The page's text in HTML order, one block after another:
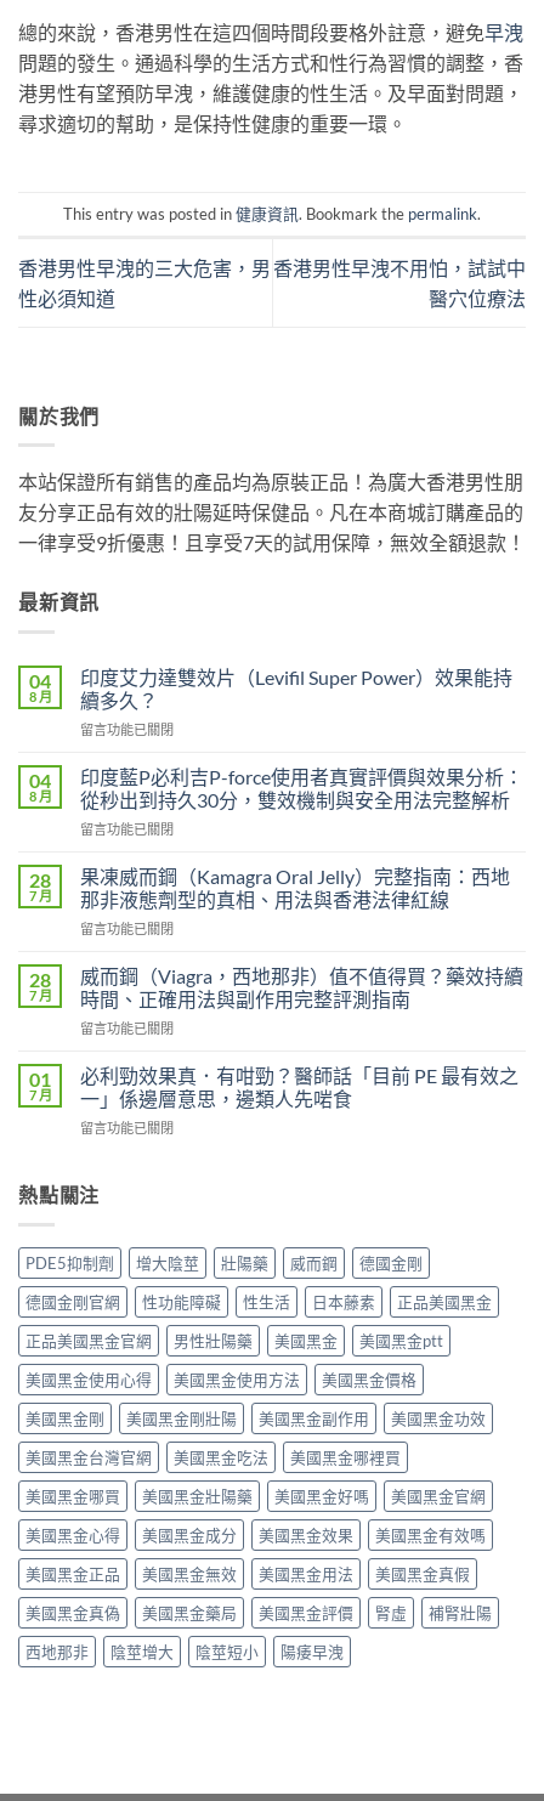
總的來說，香港男性在這四個時間段要格外註意，避免早洩
問題的發生。通過科學的生活方式和性行為習慣的調整，香
港男性有望預防早洩，維護健康的性生活。及早面對問題，
尋求適切的幫助，是保持性健康的重要一環。
This entry was posted in健康資訊. Bookmark the permalink.
香港男性早洩的三大危害，男
性必須知道
香港男性早洩不用怕，試試中
醫穴位療法
關於我們
本站保證所有銷售的產品均為原裝正品！為廣大香港男性朋
友分享正品有效的壯陽延時保健品。凡在本商城訂購產品的
一律享受9折優惠！且享受7天的試用保障，無效全額退款！
最新資訊
04
8 月
印度艾力達雙效片（Levifil Super Power）效果能持
續多久？
在
度
艾
力
達
效
片
（Levifil
Super
效
果
持
多
久？〉
中
留言功能已關閉
04
8 月
印度藍P必利吉P-force使用者真實評價與效果分析：
從秒出到持久30分，雙效機制與安全用法完整解析
在
度
藍
P
必
吉
P-
force
使
者
真
評
效
析：
從
秒
出
到
持
久
30
分，
雙
效
機
制
與
安
全
用
法
完
整
留言功能已關閉
28
7 月
果凍威而鋼（Kamagra Oral Jelly）完整指南：西地
那非液態劑型的真相、用法與香港法律紅線
在
凍
威
而
鋼
Oral
Jelly）
整
西
非
液
態
劑
型
的
真
相、
用
法
與
香
港
法
律
紅
線〉
中
留言功能已關閉
28
7 月
威而鋼（Viagra，西地那非）值不值得買？藥效持續
時間、正確用法與副作用完整評測指南
在
而
鋼
（Viagra，
西
非）
值
得
買？
藥
效
持
續
時
間、
正
確
用
法
與
副
作
用
完
整
評
測
留言功能已關閉
01
7 月
必利勁效果真．有咁勁？醫師話「目前 PE 最有效之
一」係邊層意思，邊類人先啱食
在
勁
效
真．
有
咁
勁？
醫
師
話
「目
前
PE
最
有
效
之
一」
係
邊
層
意
思，
邊
留言功能已關閉
熱點關注
PDE5抑制劑 增大陰莖 壯陽藥 威而鋼
德國金剛
德國金剛官網
性功能障礙 性生活 日本藤素
正品美國黑金
正品美國黑金官網
男性壯陽藥 美國黑金
美國黑金ptt
美國黑金使用心得
美國黑金使用方法
美國黑金價格
美國黑金剛
美國黑金剛壯陽 美國黑金副作用
美國黑金功效
美國黑金台灣官網
美國黑金吃法
美國黑金哪裡買
美國黑金哪買
美國黑金壯陽藥 美國黑金好嗎
美國黑金官網
美國黑金心得
美國黑金成分 美國黑金效果
美國黑金有效嗎
美國黑金正品
美國黑金無效 美國黑金用法
美國黑金真假
美國黑金真偽
美國黑金藥局 美國黑金評價 腎虛
補腎壯陽
西地那非
陰莖增大 陰莖短小 陽痿早洩